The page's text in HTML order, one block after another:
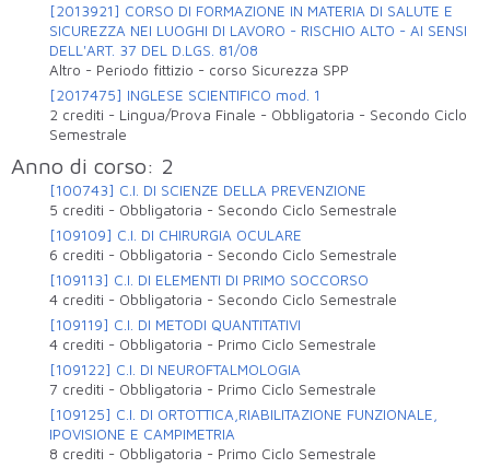
[2013921] CORSO DI FORMAZIONE IN MATERIA DI SALUTE E
SICUREZZA NEI LUOGHI DI LAVORO - RISCHIO ALTO - AI SENSI
DELL'ART. 37 DEL D.LGS. 81/08
Altro - Periodo fittizio - corso Sicurezza SPP
[2017475] INGLESE SCIENTIFICO mod. 1
2 crediti - Lingua/Prova Finale - Obbligatoria - Secondo Ciclo
Semestrale
Anno di corso: 2
[100743] C.I. DI SCIENZE DELLA PREVENZIONE
5 crediti - Obbligatoria - Secondo Ciclo Semestrale
[109109] C.I. DI CHIRURGIA OCULARE
6 crediti - Obbligatoria - Secondo Ciclo Semestrale
[109113] C.I. DI ELEMENTI DI PRIMO SOCCORSO
4 crediti - Obbligatoria - Secondo Ciclo Semestrale
[109119] C.I. DI METODI QUANTITATIVI
4 crediti - Obbligatoria - Primo Ciclo Semestrale
[109122] C.I. DI NEUROFTALMOLOGIA
7 crediti - Obbligatoria - Primo Ciclo Semestrale
[109125] C.I. DI ORTOTTICA,RIABILITAZIONE FUNZIONALE,
IPOVISIONE E CAMPIMETRIA
8 crediti - Obbligatoria - Primo Ciclo Semestrale